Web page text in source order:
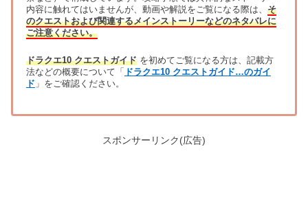
内容に触れてはいませんが、動画や解説をご覧になる際は、 そ
のクエストおよび関連するメインストーリーなどのネタバレに
ご注意ください。
ドラクエ10 クエストガイドを初めてご覧になる方は、記載方
法などの概要について「
ドラクエ10 クエストガイド…のガイ
ド 」をご確認ください。
スポンサーリンク(広告)